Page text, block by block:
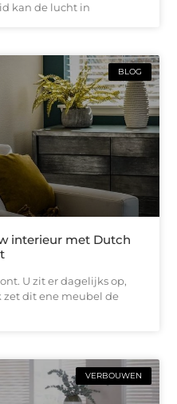
kan de lucht in
BLOG
interieur met Dutch
U zit er dagelijks op,
zet dit ene meubel de
VERBOUWEN